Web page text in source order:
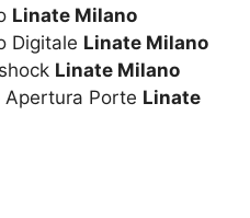
Linate Milano
Digitale Linate Milano
Linate Milano
Apertura Porte Linate